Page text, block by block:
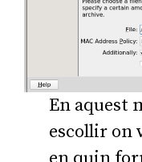
En aquest
escollir on